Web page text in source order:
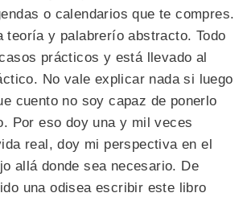
o calendarios que te compres.
teoría y palabrerío abstracto. Todo
prácticos y está llevado al
No vale explicar nada si luego
cuento no soy capaz de ponerlo
Por eso doy una y mil veces
real, doy mi perspectiva en el
allá donde sea necesario. De
una odisea escribir este libro